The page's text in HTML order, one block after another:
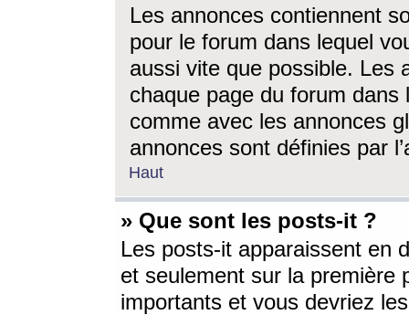
Les annonces contiennent
pour le forum dans lequel
aussi vite que possible. Les
chaque page du forum dans
comme avec les annonces
annonces sont définies par
Haut
» Que sont les posts-it ?
Les posts-it apparaissent en
et seulement sur la première
importants et vous devriez